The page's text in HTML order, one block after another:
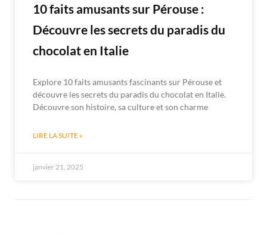
10 faits amusants sur Pérouse :
Découvre les secrets du paradis du
chocolat en Italie
Explore 10 faits amusants fascinants sur Pérouse et
découvre les secrets du paradis du chocolat en Italie.
Découvre son histoire, sa culture et son charme
LIRE LA SUITE »
janvier 21, 2025